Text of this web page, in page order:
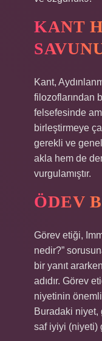
KANT
Kant,
filozoflarından
felsefesinde
birleştirmeye
gerekli ve
akla hem de
vurgulamıştır.
ÖDEV
Görev etiği,
nedir?”
bir yanıt
adıdır. Görev
niyetinin
Buradaki niyet,
saf iyiyi (niyeti)